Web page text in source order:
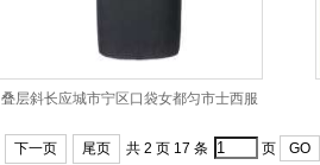
叠层斜长应城市宁区口袋女都匀市士西服
下一页 尾页 共 2 页 17 条 页 GO